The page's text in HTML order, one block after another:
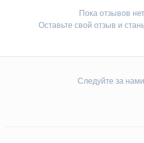
Пока отзывов
Оставьте свой отзыв и
Следуйте за